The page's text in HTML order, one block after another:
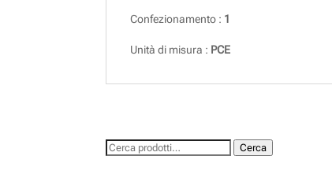
Confezionamento : 1
Unità di misura : PCE
Cerca: Cerca